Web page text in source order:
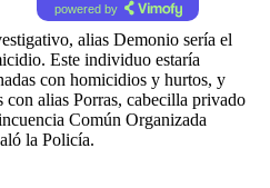
powered by
alias Demonio sería el
Este individuo estaría
con homicidios y hurtos, y
alias Porras, cabecilla privado
Común Organizada
la Policía.